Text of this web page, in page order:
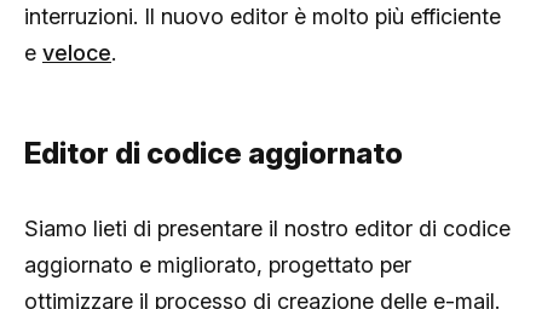
interruzioni. Il nuovo editor è molto più efficiente
e veloce.
Editor di codice aggiornato
Siamo lieti di presentare il nostro editor di codice
aggiornato e migliorato, progettato per
ottimizzare il processo di creazione delle e-mail.